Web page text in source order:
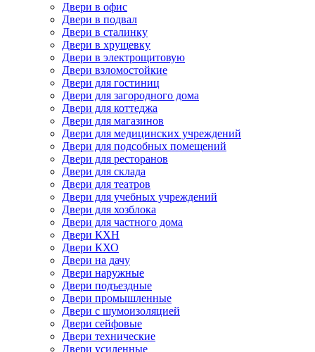
Двери в офис
Двери в подвал
Двери в сталинку
Двери в хрущевку
Двери в электрощитовую
Двери взломостойкие
Двери для гостиниц
Двери для загородного дома
Двери для коттеджа
Двери для магазинов
Двери для медицинских учреждений
Двери для подсобных помещений
Двери для ресторанов
Двери для склада
Двери для театров
Двери для учебных учреждений
Двери для хозблока
Двери для частного дома
Двери КХН
Двери КХО
Двери на дачу
Двери наружные
Двери подъездные
Двери промышленные
Двери с шумоизоляцией
Двери сейфовые
Двери технические
Двери усиленные